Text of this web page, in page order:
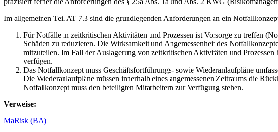
Im allgemeinen Teil AT 7.3 sind die grundlegenden Anforderungen an ein
Für Notfälle in zeitkritischen Aktivitäten und Prozessen ist Vorsorge zu treffen
Schäden zu reduzieren. Die Wirksamkeit und Angemessenheit des
mitzuteilen. Im Fall der Auslagerung von zeitkritischen Aktivitäten und Prozessen
verfügen.
Das Notfallkonzept muss Geschäftsfortführungs- sowie Wiederanlaufpläne
Die Wiederanlaufpläne müssen innerhalb eines angemessenen Zeitraums die
Notfallkonzept muss den beteiligten Mitarbeitern zur Verfügung stehen.
Verweise:
MaRisk (BA)